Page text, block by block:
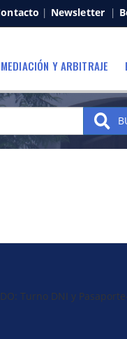
| Newsletter |
MEDIACIÓN Y ARBITRAJE
Turno DNI y